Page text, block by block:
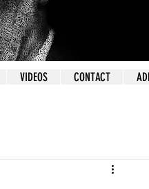
VIDEOS CONTACT